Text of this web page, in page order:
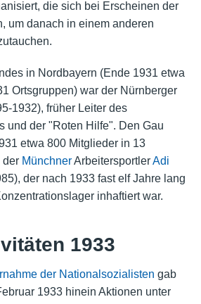
die sich bei Erscheinen der
um danach in einem anderen
in Nordbayern (Ende 1931 etwa
Ortsgruppen) war der Nürnberger
1932), früher Leiter des
und der "Roten Hilfe". Den Gau
etwa 800 Mitglieder in 13
der MünchnerArbeitersportlerAdi
der nach 1933 fast elf Jahre lang
inhaftiert war.
1933
der Nationalsozialisten gab
1933 hinein Aktionen unter